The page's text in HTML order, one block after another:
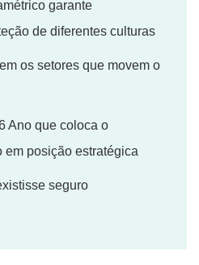
garante
de diferentes culturas
os setores que movem o
Ano que coloca o
posição estratégica
seguro